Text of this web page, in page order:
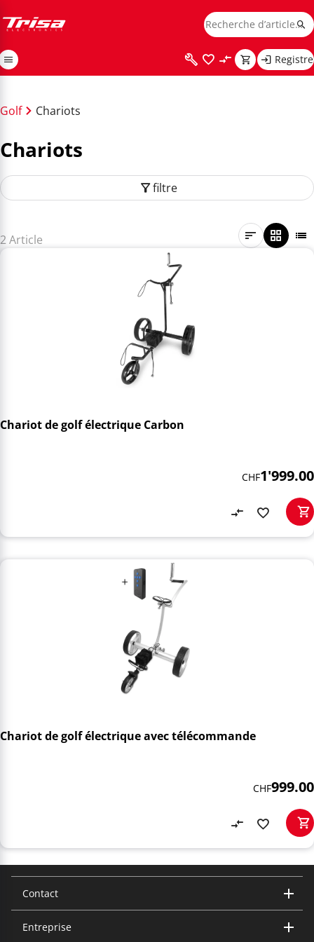
Registre
Golf Chariots
Chariots
filtre
2 Article
Chariot de golf électrique Carbon
CHF1'999.00
Chariot de golf électrique avec télécommande
CHF999.00
Contact
Trisa Electronics AG
Entreprise